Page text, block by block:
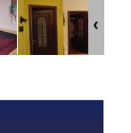
Dzialki